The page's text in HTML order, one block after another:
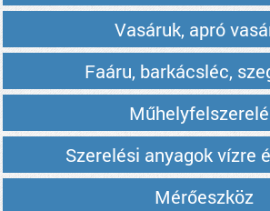
Vasáruk, apró
Faáru, barkácsléc,
Szerelési anyagok vízre
Mérőeszköz